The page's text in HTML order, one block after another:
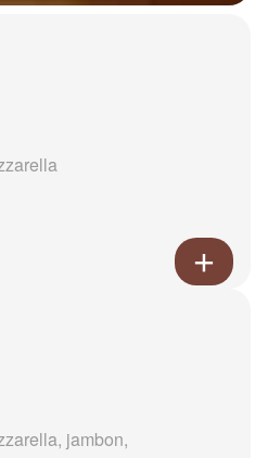
jambon,